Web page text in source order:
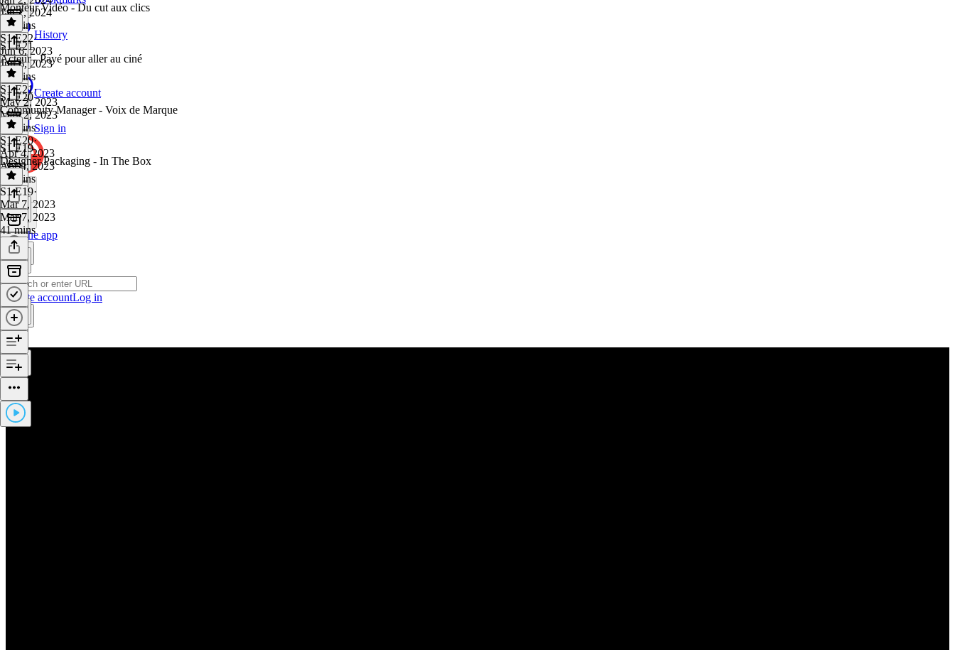
History
Create account
Sign in
Get the app
Create accountLog in
Jan 2, 2024
39 mins
Monteur Vidéo - Du cut aux clics
S1 E22·
Jun 6, 2023
Jun 6, 2023
34 mins
S1 E21
Acteur - Payé pour aller au ciné
S1 E21·
May 2, 2023
May 2, 2023
47 mins
S1 E20
Community Manager - Voix de Marque
S1 E20·
Apr 4, 2023
Apr 4, 2023
39 mins
S1 E19
Designer Packaging - In The Box
S1 E19·
Mar 7, 2023
Mar 7, 2023
41 mins